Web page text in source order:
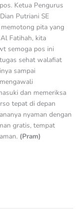
Ketua Pengurus
Putriani SE
pita yang
Fatihah, kita
semoga pos ini
sehat walafiat
sampai
dan memeriksa
tepat di depan
nyaman dengan
gratis, tempat
(Pram)